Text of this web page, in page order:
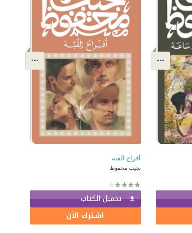
أفراح القبة
نجيب محفوظ
تحميل الكتاب
اشترك الآن